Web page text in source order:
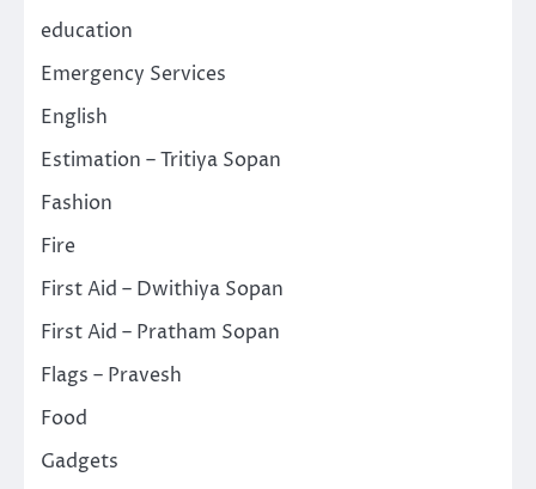
education
Emergency Services
English
Estimation – Tritiya Sopan
Fashion
Fire
First Aid – Dwithiya Sopan
First Aid – Pratham Sopan
Flags – Pravesh
Food
Gadgets